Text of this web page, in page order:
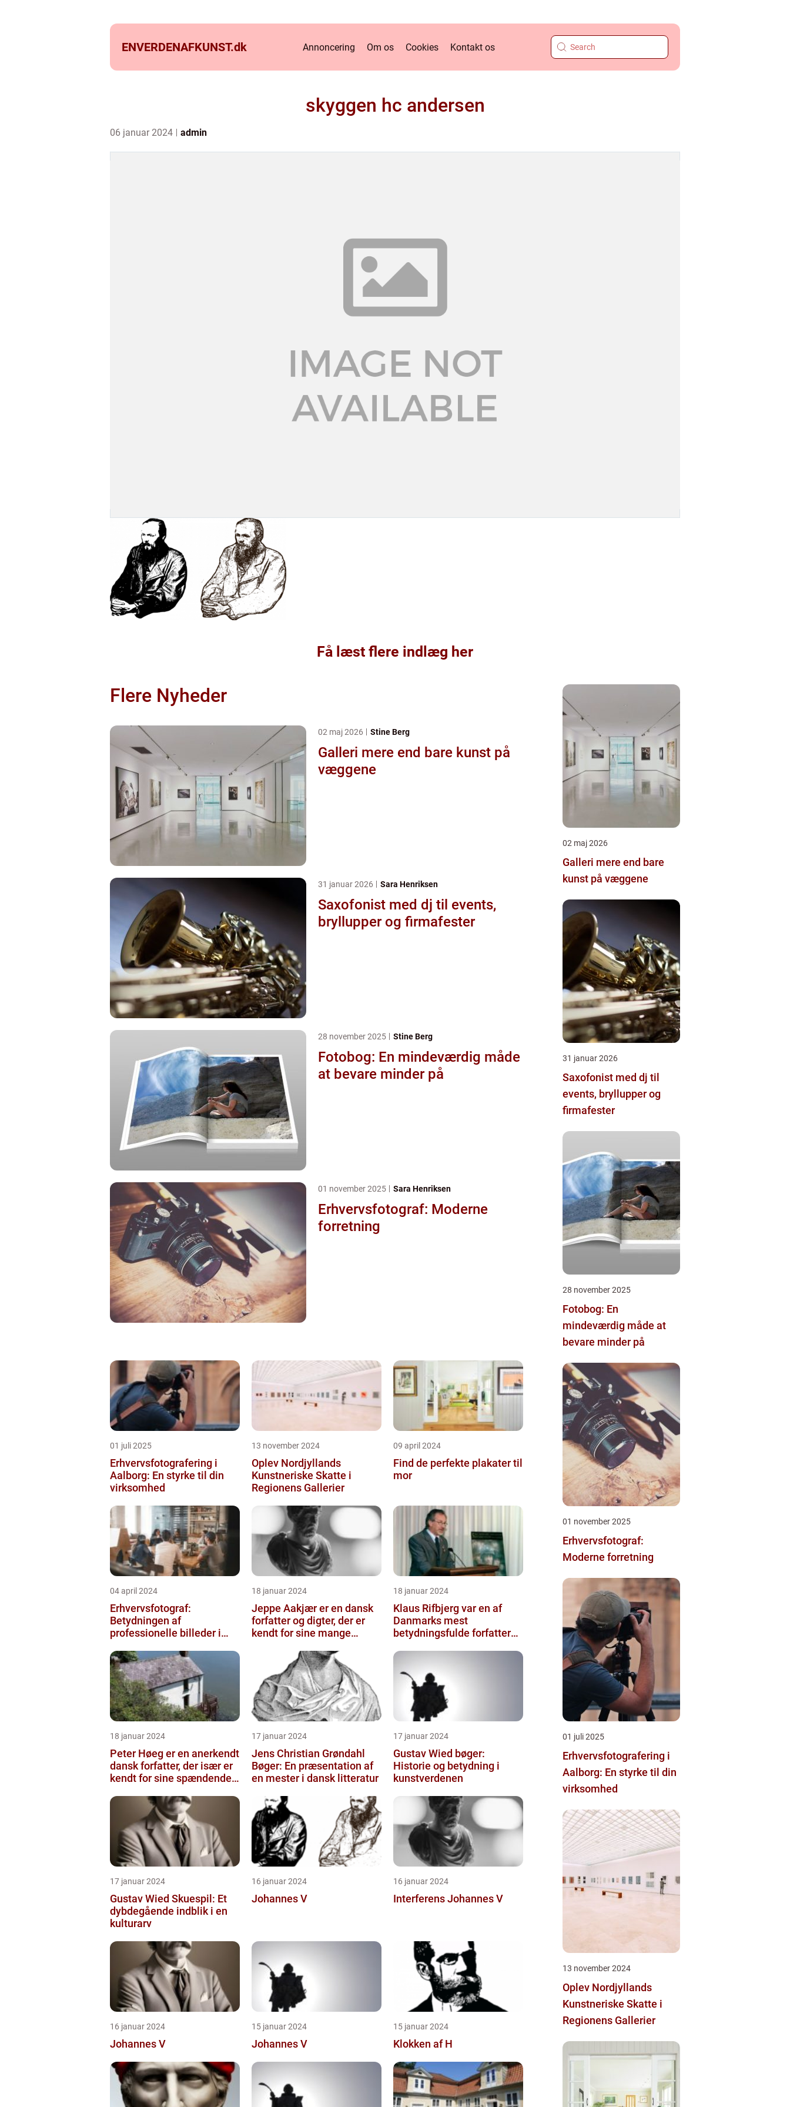
ENVERDENAFKUNST.dk Annoncering Om os Cookies Kontakt os
skyggen hc andersen
06 januar 2024 admin
Få læst flere indlæg her
Flere Nyheder
02 maj 2026 Stine Berg
Galleri mere end bare kunst på
væggene
31 januar 2026 Sara Henriksen
Saxofonist med dj til events,
bryllupper og firmafester
28 november 2025 Stine Berg
Fotobog: En mindeværdig måde
at bevare minder på
01 november 2025 Sara Henriksen
Erhvervsfotograf: Moderne
forretning
01 juli 2025
Erhvervsfotografering i
Aalborg: En styrke til din
virksomhed
13 november 2024
Oplev Nordjyllands
Kunstneriske Skatte i
Regionens Gallerier
09 april 2024
Find de perfekte plakater til
mor
04 april 2024
Erhvervsfotograf:
Betydningen af
professionelle billeder i
18 januar 2024
Jeppe Aakjær er en dansk
forfatter og digter, der er
kendt for sine mange
18 januar 2024
Klaus Rifbjerg var en af
Danmarks mest
betydningsfulde forfattere,
bøger i l...
18 januar 2024
Peter Høeg er en anerkendt
dansk forfatter, der især er
kendt for sine spændende
17 januar 2024
Jens Christian Grøndahl
Bøger: En præsentation af
en mester i dansk litteratur
17 januar 2024
Gustav Wied bøger:
Historie og betydning i
kunstverdenen
17 januar 2024
Gustav Wied Skuespil: Et
dybdegående indblik i en
kulturarv
16 januar 2024
Johannes V
16 januar 2024
Interferens Johannes V
16 januar 2024
Johannes V
15 januar 2024
Johannes V
15 januar 2024
Klokken af H
02 maj 2026
Galleri mere end bare
kunst på væggene
31 januar 2026
Saxofonist med dj til
events, bryllupper og
firmafester
28 november 2025
Fotobog: En
mindeværdig måde at
bevare minder på
01 november 2025
Erhvervsfotograf:
Moderne forretning
01 juli 2025
Erhvervsfotografering i
Aalborg: En styrke til din
virksomhed
13 november 2024
Oplev Nordjyllands
Kunstneriske Skatte i
Regionens Gallerier